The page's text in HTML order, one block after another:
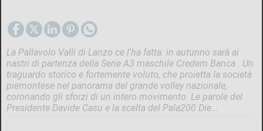
La Pallavolo Valli di Lanzo ce l'ha fatta: in autunno sarà ai
nastri di partenza della Serie A3 maschile Credem Banca . Un
traguardo storico e fortemente voluto, che proietta la società
piemontese nel panorama del grande volley nazionale,
coronando gli sforzi di un intero movimento. Le parole del
Presidente Davide Casu e la scelta del Pala200 Die...